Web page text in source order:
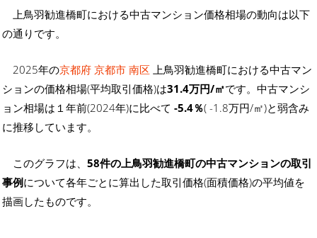
上鳥羽勧進橋町における中古マンション価格相場の動向は以下
の通りです。
2025年の京都府 京都市 南区 上鳥羽勧進橋町における中古マン
ションの価格相場(平均取引価格)は31.4万円/㎡です。中古マンシ
ョン相場は１年前(2024年)に比べて -5.4％( -1.8万円/㎡)と弱含み
に推移しています。
このグラフは、 58件の上鳥羽勧進橋町の中古マンションの取引
事例について各年ごとに算出した取引価格(面積価格)の平均値を
描画したものです。